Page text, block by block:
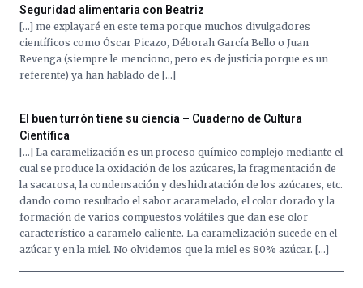
Seguridad alimentaria con Beatriz
[…] me explayaré en este tema porque muchos divulgadores
científicos como Óscar Picazo, Déborah García Bello o Juan
Revenga (siempre le menciono, pero es de justicia porque es un
referente) ya han hablado de […]
El buen turrón tiene su ciencia – Cuaderno de Cultura
Científica
[…] La caramelización es un proceso químico complejo mediante el
cual se produce la oxidación de los azúcares, la fragmentación de
la sacarosa, la condensación y deshidratación de los azúcares, etc.
dando como resultado el sabor acaramelado, el color dorado y la
formación de varios compuestos volátiles que dan ese olor
característico a caramelo caliente. La caramelización sucede en el
azúcar y en la miel. No olvidemos que la miel es 80% azúcar. […]